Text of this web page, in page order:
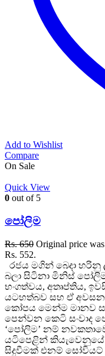
Add to Wishlist
Compare
On Sale
Quick View
0 out of 5
පෝලිම
Rs.650 Original price
Rs. 552.
රජය මගින් බෙදා
බලා සිටිනා මිනිස්
භංගත්වය, අතෘප්තිය,
යටහත්බව සහ ඒ
කෝපය මෙන්ම මානව
පෙන්වන කෙටි සංවාද
‘පෝලිම’ නම්
යටිපෙළින්
සිදුවීමක් එනම් සෝවියට්